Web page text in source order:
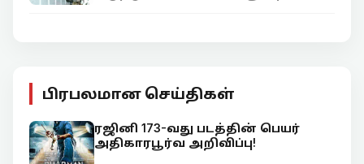
பிரபலமான செய்திகள்
ரஜினி 173-வது படத்தின் பெயர்
அதிகாரபூர்வ அறிவிப்பு!